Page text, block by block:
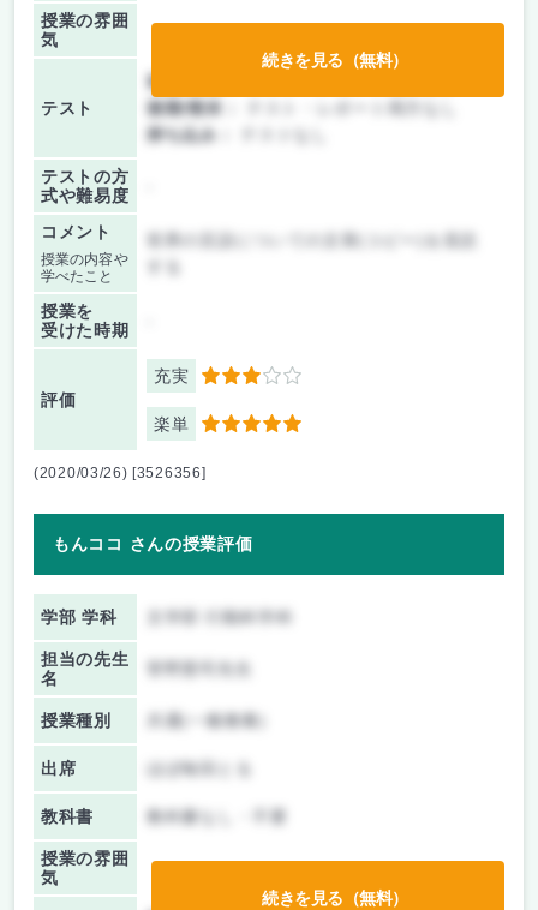
授業の雰囲
気
テスト
前期/中間：
後期/期末：
持ち込み：
テストの方
式や難易度
コメント
授業の内容や
学べたこと
授業を
受けた時期
評価
充実 3
楽単 5
続きを見る（無料）
(2020/03/26) [3526356]
もんココ さんの授業評価
学部 学科
担当の先生
名
授業種別 共通(一般教養)
出席 ほぼ毎回とる
教科書 教科書なし・不要
授業の雰囲
気
続きを見る（無料）